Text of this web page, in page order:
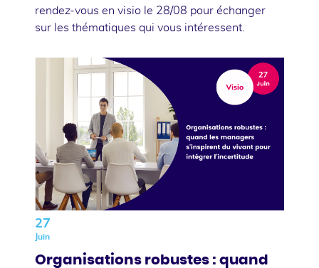
rendez-vous en visio le 28/08 pour échanger
sur les thématiques qui vous intéressent.
27
Juin
Organisations robustes : quand